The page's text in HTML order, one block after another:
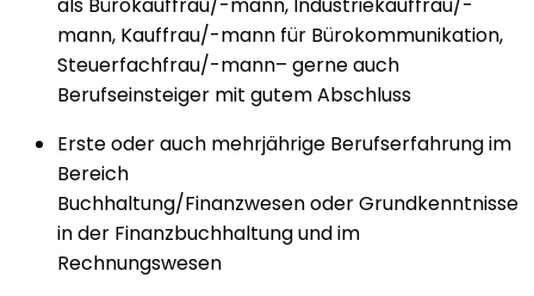
mann, Kauffrau/-mann für Bürokommunikation,
Steuerfachfrau/-mann– gerne auch
Berufseinsteiger mit gutem Abschluss
Erste oder auch mehrjährige Berufserfahrung im
Bereich
Buchhaltung/Finanzwesen oder Grundkenntnisse
in der Finanzbuchhaltung und im
Rechnungswesen